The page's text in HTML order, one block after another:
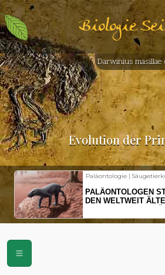
Biologie
Evolution der
Paläontologie | Säugetierkunde |17.12.2024
PALÄONTOLOGEN STELLEN
DEN WELTWEIT ÄLTESTEN
VORFAHREN DER SÄUGETIERE
VOR
Darwinius masillae